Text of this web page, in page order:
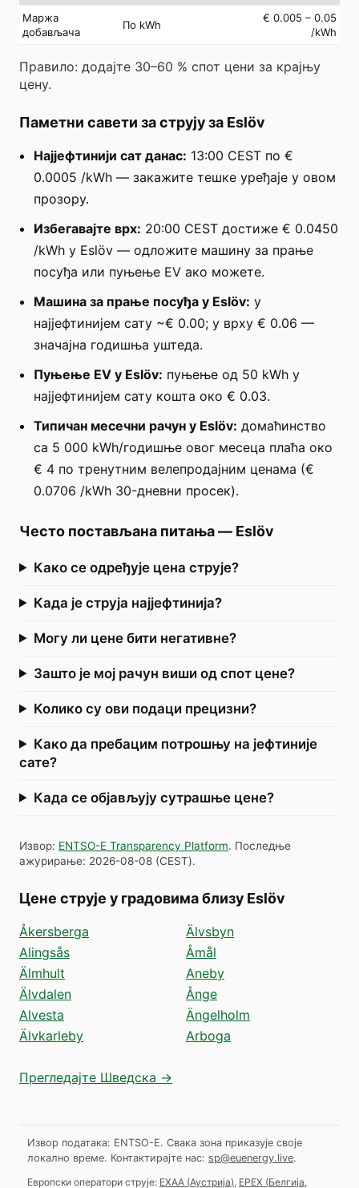
Маржа
добављача
По kWh
€ 0.005 – 0.05
/kWh
Правило: додајте 30–60 % спот цени за крајњу
цену.
Паметни савети за струју за Eslöv
Најјефтинији сат данас: 13:00 CEST по €
0.0005 /kWh — закажите тешке уређаје у овом
прозору.
Избегавајте врх: 20:00 CEST достиже € 0.0450
/kWh у Eslöv — одложите машину за прање
посуђа или пуњење EV ако можете.
Машина за прање посуђа у Eslöv: у
најјефтинијем сату ~€ 0.00; у врху € 0.06 —
значајна годишња уштеда.
Пуњење EV у Eslöv: пуњење од 50 kWh у
најјефтинијем сату кошта око € 0.03.
Типичан месечни рачун у Eslöv: домаћинство
са 5 000 kWh/годишње овог месеца плаћа око
€ 4 по тренутним велепродајним ценама (€
0.0706 /kWh 30-дневни просек).
Често постављана питања— Eslöv
Како се одређује цена струје?
Када је струја најјефтинија?
Могу ли цене бити негативне?
Зашто је мој рачун виши од спот цене?
Колико су ови подаци прецизни?
Како да пребацим потрошњу на јефтиније
сате?
Када се објављују сутрашње цене?
Извор: ENTSO-E Transparency Platform. Последње
ажурирање: 2026-08-08 (CEST).
Цене струје у градовима близу Eslöv
Åkersberga
Alingsås
Älmhult
Älvdalen
Alvesta
Älvkarleby
Älvsbyn
Åmål
Aneby
Ånge
Ängelholm
Arboga
Прегледајте Шведска →
Извор података: ENTSO-E. Свака зона приказује своје
локално време. Контактирајте нас: sp@euenergy.live.
Европски оператори струје: EXAA (Аустрија) EPEX (Белгија,